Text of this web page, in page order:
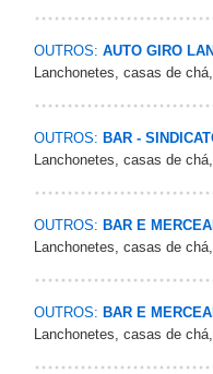
OUTROS: AUTO GIRO
Lanchonetes, casas de
OUTROS: BAR -
Lanchonetes, casas de
OUTROS: BAR E
Lanchonetes, casas de
OUTROS: BAR E
Lanchonetes, casas de